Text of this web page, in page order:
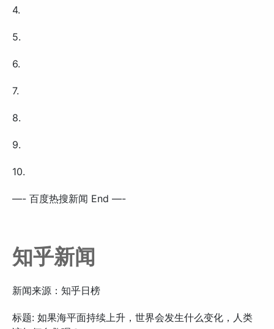
4.
5.
6.
7.
8.
9.
10.
—- 百度热搜新闻 End —-
知乎新闻
新闻来源：知乎日榜
标题: 如果海平面持续上升，世界会发生什么变化，人类